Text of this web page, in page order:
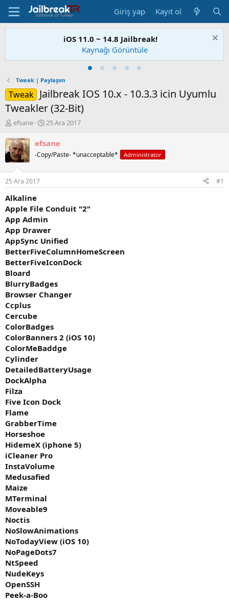
Giriş yap Kayıt ol
iOS 11.0 ~ 14.8 Jailbreak!
Kaynağı Görüntüle
Tweak | Paylaşım
Tweak Jailbreak IOS 10.x - 10.3.3 icin Uyumlu
Tweakler (32-Bit)
K
n
u
S
a
h
i
b
efsane
B
ş
a
ı
t
a
r
i
h
i
25 Ara 2017
efsane
-Copy/Paste- *unacceptable* Administrator
25 Ara 2017 #1
Alkaline
Apple File Conduit "2"
App Admin
App Drawer
AppSync Unified
BetterFiveColumnHomeScreen
BetterFiveIconDock
Bloard
BlurryBadges
Browser Changer
Ccplus
Cercube
ColorBadges
ColorBanners 2 (iOS 10)
ColorMeBaddge
Cylinder
DetailedBatteryUsage
DockAlpha
Filza
Five Icon Dock
Flame
GrabberTime
Horseshoe
HidemeX (iphone 5)
iCleaner Pro
InstaVolume
Medusafied
Maize
MTerminal
Moveable9
Noctis
NoSlowAnimations
NoTodayView (iOS 10)
NoPageDots7
NtSpeed
NudeKeys
OpenSSH
Peek-a-Boo